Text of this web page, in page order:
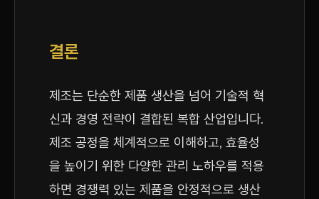
결론
제조는 단순한 제품 생산을 넘어 기술적 혁
신과 경영 전략이 결합된 복합 산업입니다.
제조 공정을 체계적으로 이해하고, 효율성
을 높이기 위한 다양한 관리 노하우를 적용
하면 경쟁력 있는 제품을 안정적으로 생산